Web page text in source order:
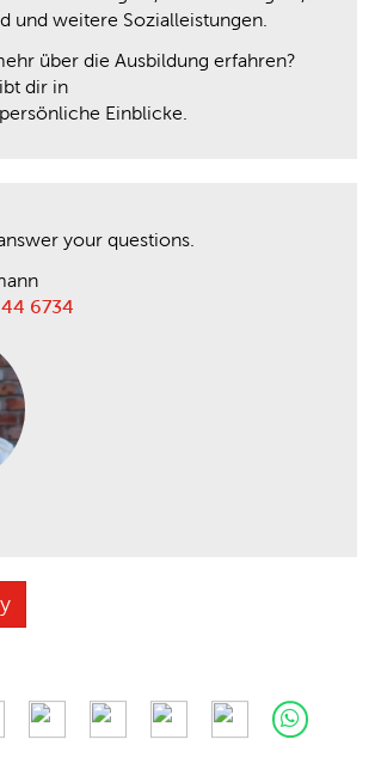
und weitere Sozialleistungen.
über die Ausbildung erfahren?
dir in
persönliche Einblicke.
your questions.
6734